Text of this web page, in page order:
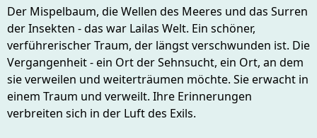
Der Mispelbaum, die Wellen des Meeres und das Surren
der Insekten - das war Lailas Welt. Ein schöner,
verführerischer Traum, der längst verschwunden ist. Die
Vergangenheit - ein Ort der Sehnsucht, ein Ort, an dem
sie verweilen und weiterträumen möchte. Sie erwacht in
einem Traum und verweilt. Ihre Erinnerungen
verbreiten sich in der Luft des Exils.